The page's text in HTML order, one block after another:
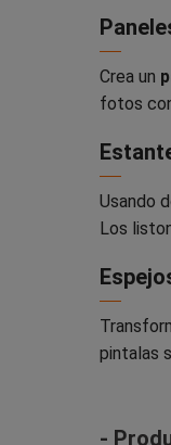
Crea un
fotos
Usando
Los
pintalas
-